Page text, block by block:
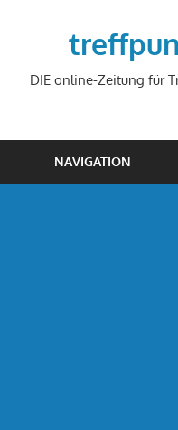
DIE online-Zeitung für
NAVIGATION